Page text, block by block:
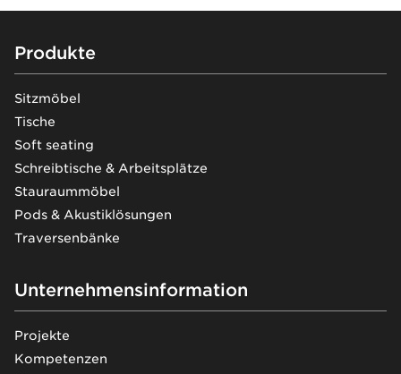
Footer
Produkte
Sitzmöbel
Tische
Soft seating
Schreibtische & Arbeitsplätze
Stauraummöbel
Pods & Akustiklösungen
Traversenbänke
Unternehmensinformation
Projekte
Kompetenzen